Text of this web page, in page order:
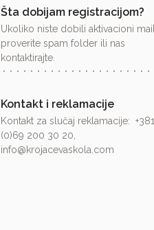
Šta dobijam registracijom?
Ukoliko niste dobili aktivacioni mail,
proverite spam folder ili nas
kontaktirajte.
Kontakt i reklamacije
Kontakt za slučaj reklamacije: +381
(0)69 200 30 20,
info@krojacevaskola.com